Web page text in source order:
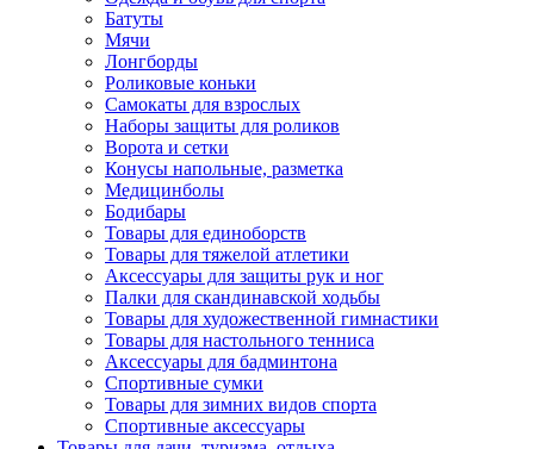
Батуты
Мячи
Лонгборды
Роликовые коньки
Самокаты для взрослых
Наборы защиты для роликов
Ворота и сетки
Конусы напольные, разметка
Медицинболы
Бодибары
Товары для единоборств
Товары для тяжелой атлетики
Аксессуары для защиты рук и ног
Палки для скандинавской ходьбы
Товары для художественной гимнастики
Товары для настольного тенниса
Аксессуары для бадминтона
Спортивные сумки
Товары для зимних видов спорта
Спортивные аксессуары